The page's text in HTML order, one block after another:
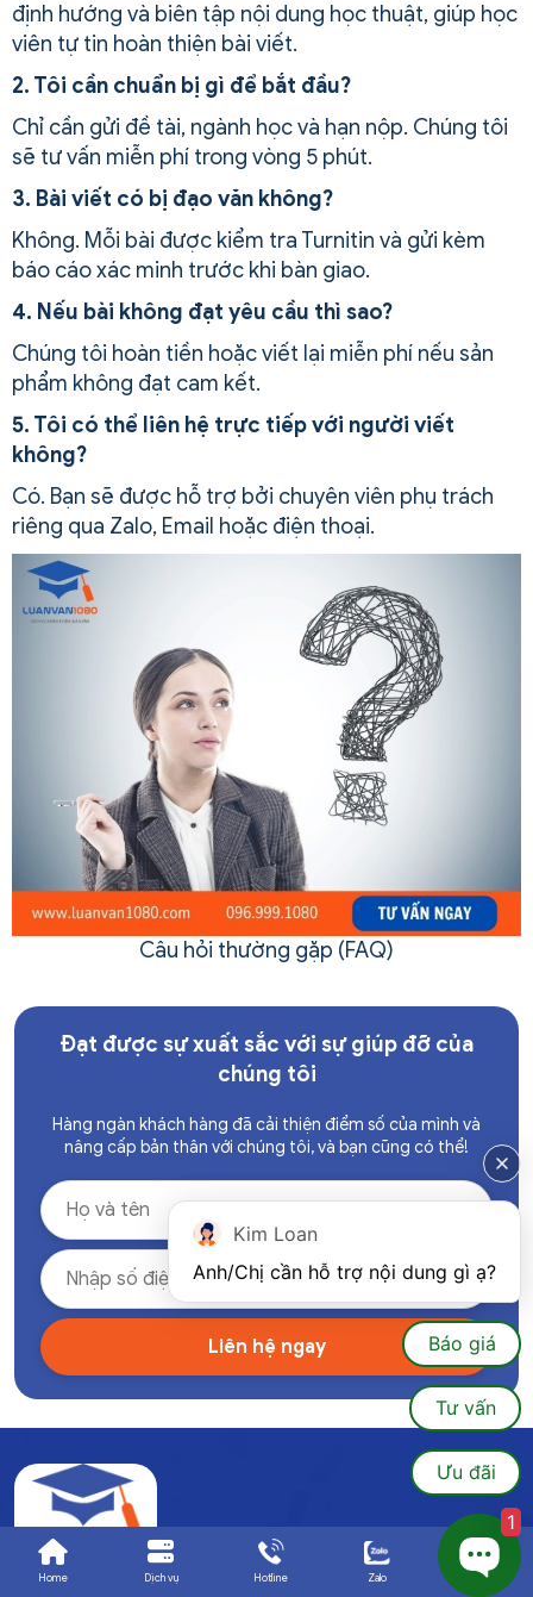
định hướng và biên tập nội dung học thuật, giúp học
viên tự tin hoàn thiện bài viết.
2. Tôi cần chuẩn bị gì để bắt đầu?
Chỉ cần gửi đề tài, ngành học và hạn nộp. Chúng tôi
sẽ tư vấn miễn phí trong vòng 5 phút.
3. Bài viết có bị đạo văn không?
Không. Mỗi bài được kiểm tra Turnitin và gửi kèm
báo cáo xác minh trước khi bàn giao.
4. Nếu bài không đạt yêu cầu thì sao?
Chúng tôi hoàn tiền hoặc viết lại miễn phí nếu sản
phẩm không đạt cam kết.
5. Tôi có thể liên hệ trực tiếp với người viết
không?
Có. Bạn sẽ được hỗ trợ bởi chuyên viên phụ trách
riêng qua Zalo, Email hoặc điện thoại.
Câu hỏi thường gặp (FAQ)
Đạt được sự xuất sắc với sự giúp đỡ của
chúng tôi
Hàng ngàn khách hàng đã cải thiện điểm số của mình và
nâng cấp bản thân với chúng tôi, và bạn cũng có thể!
Dịch vụ viết tiểu luận & luận văn uy tín hàng đầu
Home Dịch vụ Hotline Zalo Ưu đãi
Kim Loan
Anh/Chị cần hỗ trợ nội dung gì ạ?
Báo giá
Tư vấn
Ưu đãi
1